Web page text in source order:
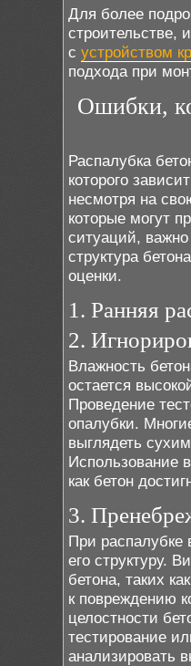
Для более
строительстве,
с устройством
подхода при
Ошибки,
Распалубка
которого
несмотря на
которые могут
ситуаций, важно
структура
оценки.
1. Ранняя
2.
Влажность
остается
Проведение
опалубки.
выглядеть
Использование
как бетон
3.
При распалубке
его структуру.
бетона, таких
к повреждению
целостности
тестирование
анализировать